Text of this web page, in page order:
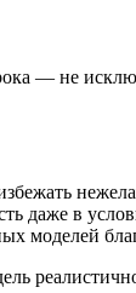
— не
даже в
моделей